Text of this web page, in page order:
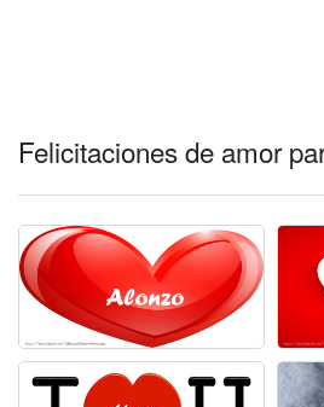
Felicitaciones de amor